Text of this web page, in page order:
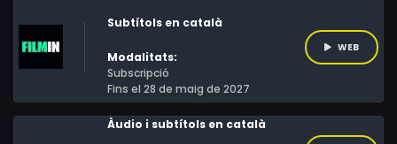
Subtítols en català
Modalitats:
Subscripció
Fins el 28 de maig de 2027
WEB
Àudio i subtítols en català